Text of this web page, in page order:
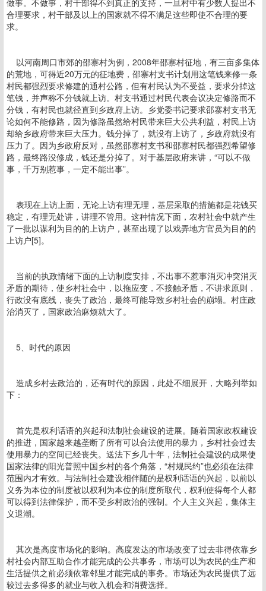
做事。不做事，村干部得不到真正的支持，一旦村中有少数人提出不
合理要求，村干部及以上的国家就不得不满足这些即使不合理的要
求。
以河南周口市郊的邵寨村为例，2008年邵寨村征地，有三亩多集体
的荒地，可得近20万元的征地费，邵寨村支书计划用这笔钱来修一条
村民都强烈要求修建的通村公路，但有村民认为不受益，要求分掉这
笔钱，并声称不分钱就上访。村支书通过村民代表会议决定修路而不
分钱，有村民也就径直到乡政府上访。乡党委书记要求邵寨村支书无
论如何不能修路，因为修路虽然给村民带来巨大公共利益，村民上访
却给乡政府带来巨大压力。钱分掉了，就没有上访了，乡政府就没有
压力了。因为乡政府反对，虽然邵寨村支书和邵寨村民都强烈希望修
路，最终路没修成，钱还是分掉了。对于基层政府来讲，“可以不做
事，千万别惹事，一定不能出事”。
表现在上访上面，无论上访有理无理，基层采取的措施都是花钱买
稳定，有理无处讲，讲理不管用。这种情况下面，农村社会中就产生
了一批以谋利为目的的上访户，甚至出现了以戏弄地方官员为目的的
上访户[5]。
当前的执政情绪下面的上访制度安排，不出事不惹事消灭冲突消灭
矛盾的期待，使乡村社会中，以拖应变，不接触矛盾，不讲求原则，
行政没有底线，丧失了政治，最终可能导致乡村社会的崩塌。村庄政
治消灭了，国家政治麻烦就大了。
5、时代的原因
造成乡村去政治的，还有时代的原因，此处不细展开，大略列举如
下：
首先是权利话语的兴起和法制社会建设的进展。随着国家政权建设
的推进，国家越来越垄断了所有可以合法使用的暴力，乡村社会过去
使用暴力的空间已经丧失。送法下乡几十年，法制社会建设的成果使
国家法律的阳光普照中国乡村的各个角落，“村规民约”也必须在法律
范围内才有效。与法制社会建设相伴随的是权利话语的兴起，以前以
义务为本位的制度被以权利为本位的制度所取代，权利使得每个人都
可以得到法律保护，而不受乡村政治的强制。个人主义兴起，集体主
义退潮。
其次是高度市场化的影响。高度发达的市场改变了过去非得依靠乡
村社会内部互助合作才能完成的公共事务，市场可以为农民的生产和
生活提供之前必须依靠邻里才能完成的事务。市场还为农民提供了远
较过去多得多的就业与收入机会和消费选择。